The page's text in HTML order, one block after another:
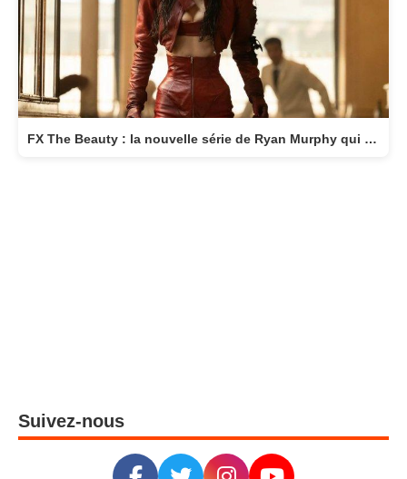
FX The Beauty : la nouvelle série de Ryan Murphy qui transforme la beauté en arme fatale
Suivez-nous